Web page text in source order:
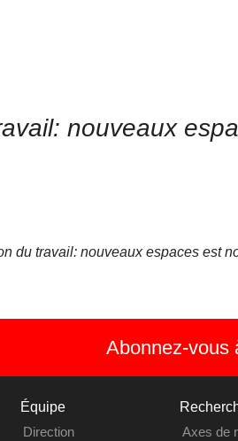
nouveaux
du travail: nouveaux espaces est
Abonnez-vous
Équipe
Direction
Axes de